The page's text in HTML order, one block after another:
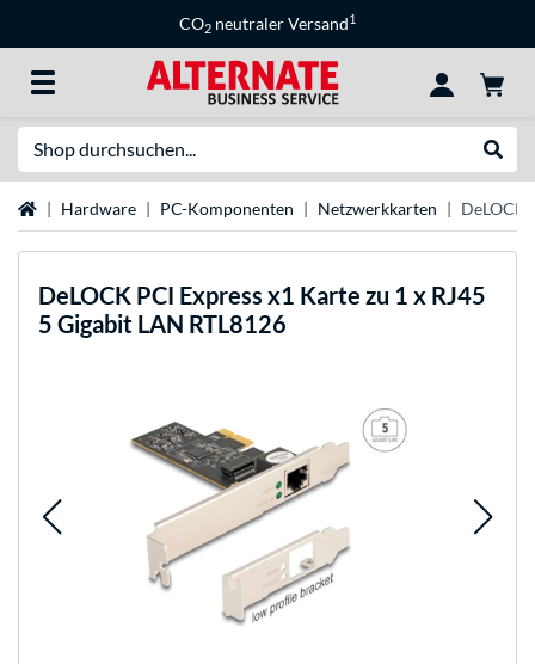
CO2 neutraler Versand1
StartseiteHardware PC-Komponenten Netzwerkkarten DeLOCK
DeLOCK PCI Express x1 Karte zu 1 x RJ45
5 Gigabit LAN RTL8126